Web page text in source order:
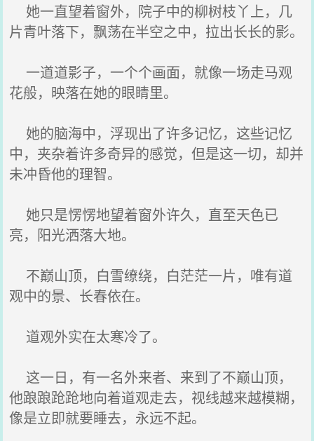
她一直望着窗外，院子中的柳树枝丫上，几
片青叶落下，飘荡在半空之中，拉出长长的影。
一道道影子，一个个画面，就像一场走马观
花般，映落在她的眼睛里。
她的脑海中，浮现出了许多记忆，这些记忆
中，夹杂着许多奇异的感觉，但是这一切，却并
未冲昏他的理智。
她只是愣愣地望着窗外许久，直至天色已
亮，阳光洒落大地。
不巅山顶，白雪缭绕，白茫茫一片，唯有道
观中的景、长春依在。
道观外实在太寒冷了。
这一日，有一名外来者、来到了不巅山顶，
他踉踉跄跄地向着道观走去，视线越来越模糊，
像是立即就要睡去，永远不起。